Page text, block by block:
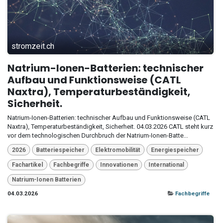
stromzeit.ch
Natrium-Ionen-Batterien: technischer
Aufbau und Funktionsweise (CATL
Naxtra), Temperaturbeständigkeit,
Sicherheit.
Natrium-Ionen-Batterien: technischer Aufbau und Funktionsweise (CATL
Naxtra), Temperaturbeständigkeit, Sicherheit. 04.03.2026 CATL steht kurz
vor dem technologischen Durchbruch der Natrium-Ionen-Batte...
2026 Batteriespeicher Elektromobilität Energiespeicher
Fachartikel Fachbegriffe Innovationen International
Natrium-Ionen Batterien
04.03.2026
Fachbegriffe